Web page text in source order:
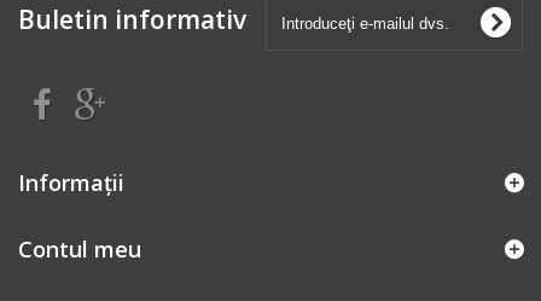
Buletin informativ
Informaţii
Contul meu